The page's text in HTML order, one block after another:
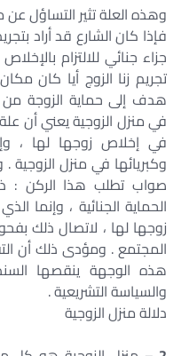
وهذه العلة تثير التساؤل
فإذا كان الشارع قد أراد
جزاء جنائي للالتزام
تجريم زنا الزوج أيا كان
هدف إلى حماية الزوجة من
في منزل الزوجية يعني أن
في إخلاص زوجها لها ،
وكبريائها في منزل
صواب تطلب هذا الركن :
الحماية الجنائية ،
زوجها لها ، لاتصال ذلك
المجتمع . ومؤدى ذلك أن
هذه الوجهة ينقصها
والسياسة التشريعية .
دلالة منزل الزوجية